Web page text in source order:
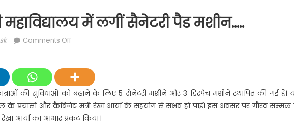
महाविद्यालय में लगीं सैनेटरी पैड मशीन…..
Comments Offon
महाविद्यालय
में
लगीं
सैनेटरी
पैड
छात्राओं की सुविधाओं को बढ़ाने के लिए 5 सेनेटरी मशीनें और 3 डिस्पैच मशीनें स्थापित की गई हैं।
के प्रयासों और कैबिनेट मंत्री रेखा आर्या के सहयोग से संभव हो पाई। इस अवसर पर गौरव
आर्या का आभार प्रकट किया।